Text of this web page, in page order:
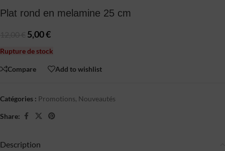
Plat rond en melamine 25 cm
5,00€
Rupture de stock
Compare Add to wishlist
Catégories : Promotions, Nouveautés
Share:
Description